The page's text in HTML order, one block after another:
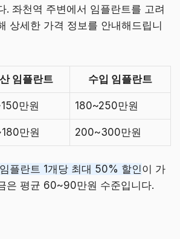
. 좌천역 주변에서 임플란트를 고려
상세한 가격 정보를 안내해드립니
임플란트 수입 임플란트
만원 180~250만원
만원 200~300만원
플란트 1개당 최대 50% 할인이 가
은 평균 60~90만원 수준입니다.